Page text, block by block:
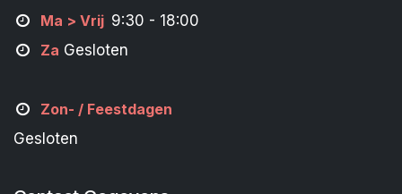
Ma > Vrij 9:30 - 18:00
Za Gesloten
Zon- / Feestdagen
Gesloten